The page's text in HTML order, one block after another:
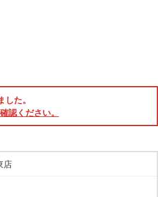
た。
認ください。
店